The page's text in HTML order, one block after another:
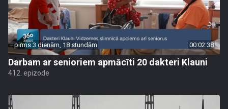
pirms 3 dienām, 18 stundām 00:02:38
Darbam ar senioriem apmācīti 20 dakteri Klauni
412. epizode